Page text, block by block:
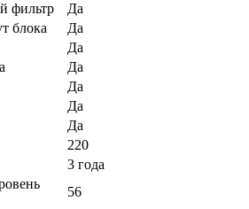
фильтр
Да
блока
Да
Да
Да
Да
Да
Да
220
3 года
56